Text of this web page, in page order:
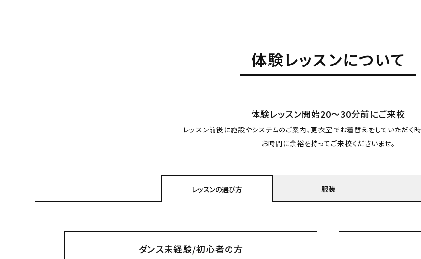
体験レッスンについて
体験レッスン開始20〜30分前にご来校
レッスン前後に施設やシステムのご案内、更衣室でお着替えをしていただく
お時間に余裕を持ってご来校くださいませ。
レッスンの選び方 服装
ダンス未経験/初心者の方